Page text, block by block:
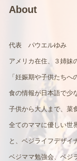
About
代表 パウエルゆみ
アメリカ在住、３姉妹
「妊娠期や子供たちへ
食の情報が日本語で少
子供から大人まで、菜
全てのママに優しい世
と、ベジライフデザイ
ベジママ勉強会、ベジ